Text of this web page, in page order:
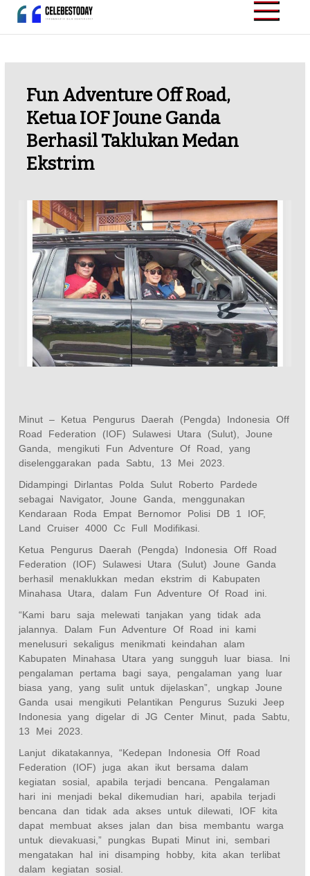
Skip
CELEBESTODAY.ID
Informatif dan
Fun Adventure Off Road,
Ketua IOF Joune Ganda
Berhasil Taklukan Medan
Ekstrim
Minut – Ketua Pengurus Daerah (Pengda) Indonesia Off
Road Federation (IOF) Sulawesi Utara (Sulut), Joune
Ganda, mengikuti Fun Adventure Of Road, yang
diselenggarakan pada Sabtu, 13 Mei 2023.
Didampingi Dirlantas Polda Sulut Roberto Pardede
sebagai Navigator, Joune Ganda, menggunakan
Kendaraan Roda Empat Bernomor Polisi DB 1 IOF,
Land Cruiser 4000 Cc Full Modifikasi.
Ketua Pengurus Daerah (Pengda) Indonesia Off Road
Federation (IOF) Sulawesi Utara (Sulut) Joune Ganda
berhasil menaklukkan medan ekstrim di Kabupaten
Minahasa Utara, dalam Fun Adventure Of Road ini.
“Kami baru saja melewati tanjakan yang tidak ada
jalannya. Dalam Fun Adventure Of Road ini kami
menelusuri sekaligus menikmati keindahan alam
Kabupaten Minahasa Utara yang sungguh luar biasa. Ini
pengalaman pertama bagi saya, pengalaman yang luar
biasa yang, yang sulit untuk dijelaskan”, ungkap Joune
Ganda usai mengikuti Pelantikan Pengurus Suzuki Jeep
Indonesia yang digelar di JG Center Minut, pada Sabtu,
13 Mei 2023.
Lanjut dikatakannya, “Kedepan Indonesia Off Road
Federation (IOF) juga akan ikut bersama dalam
kegiatan sosial, apabila terjadi bencana. Pengalaman
hari ini menjadi bekal dikemudian hari, apabila terjadi
bencana dan tidak ada akses untuk dilewati, IOF kita
dapat membuat akses jalan dan bisa membantu warga
untuk dievakuasi,” pungkas Bupati Minut ini, sembari
mengatakan hal ini disamping hobby, kita akan terlibat
dalam kegiatan sosial.